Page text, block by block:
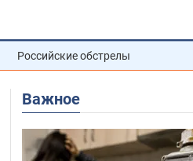
Российские обстрелы
Важное